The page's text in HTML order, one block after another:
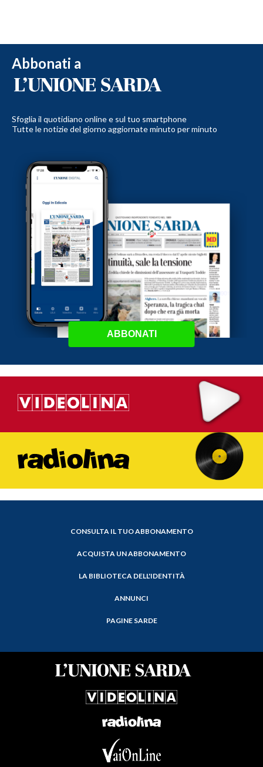
Abbonati a
Sfoglia il quotidiano online e sul tuo smartphone
Tutte le notizie del giorno aggiornate minuto per minuto
ABBONATI
CONSULTA IL TUO ABBONAMENTO
ACQUISTA UN ABBONAMENTO
LA BIBLIOTECA DELL'IDENTITÀ
ANNUNCI
PAGINE SARDE